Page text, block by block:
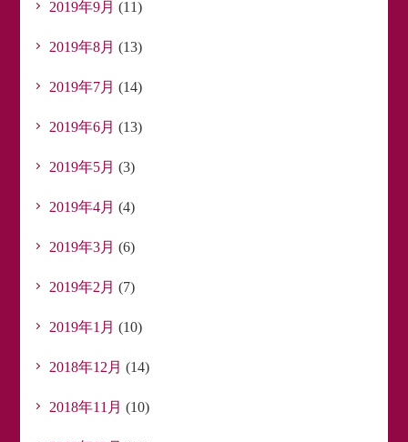
2019年9月 (11)
2019年8月 (13)
2019年7月 (14)
2019年6月 (13)
2019年5月 (3)
2019年4月 (4)
2019年3月 (6)
2019年2月 (7)
2019年1月 (10)
2018年12月 (14)
2018年11月 (10)